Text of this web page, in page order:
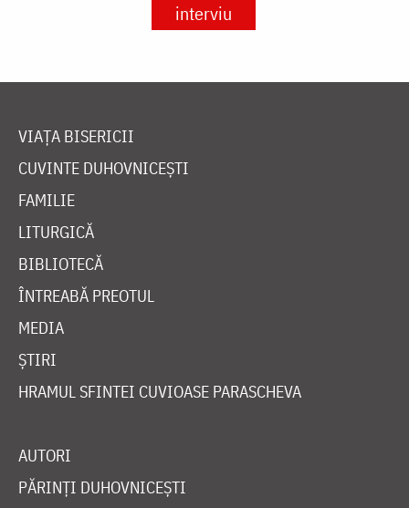
interviu
VIAȚA BISERICII
CUVINTE DUHOVNICEȘTI
FAMILIE
LITURGICĂ
BIBLIOTECĂ
ÎNTREABĂ PREOTUL
MEDIA
ȘTIRI
HRAMUL SFINTEI CUVIOASE PARASCHEVA
AUTORI
PĂRINȚI DUHOVNICEȘTI